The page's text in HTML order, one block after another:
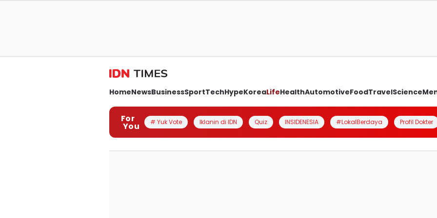
HomeNewsBusinessSportTechHypeKoreaLifeHealthAutomotiveFoodTravelScience
For
You # Yuk Vote Iklanin di IDN Quiz INSIDENESIA #LokalBerdaya Profil Dokter